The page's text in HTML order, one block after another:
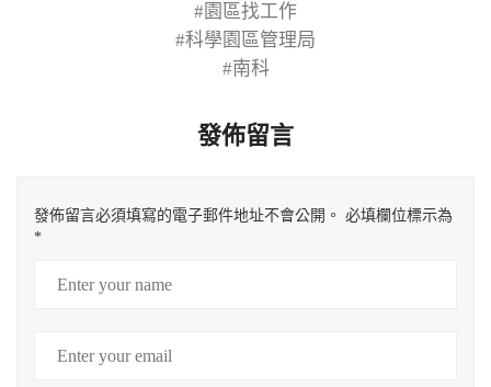
#園區找工作
#科學園區管理局
#南科
發佈留言
發佈留言必須填寫的電子郵件地址不會公開。 必填欄位標示為
*